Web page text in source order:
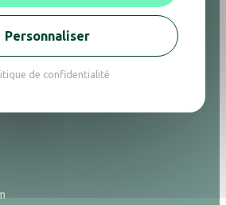
bain
Personnaliser
de confidentialité